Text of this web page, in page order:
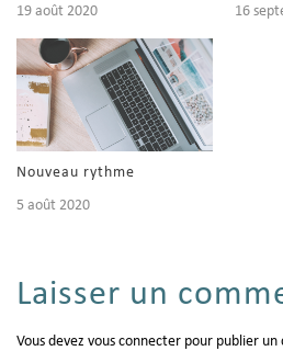
19 août 2020
16
Nouveau rythme
5 août 2020
Laisser un
Vous devez vous connecter pour publier